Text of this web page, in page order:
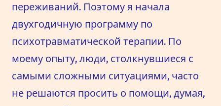
переживаний. Поэтому я начала
двухгодичную программу по
психотравматической терапии. По
моему опыту, люди, столкнувшиеся с
самыми сложными ситуациями, часто
не решаются просить о помощи, думая,